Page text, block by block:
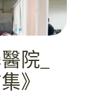
院_
》